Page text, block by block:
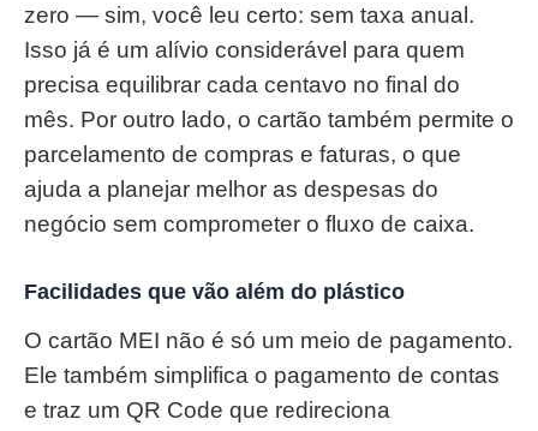
zero — sim, você leu certo: sem taxa anual.
Isso já é um alívio considerável para quem
precisa equilibrar cada centavo no final do
mês. Por outro lado, o cartão também permite o
parcelamento de compras e faturas, o que
ajuda a planejar melhor as despesas do
negócio sem comprometer o fluxo de caixa.
Facilidades que vão além do plástico
O cartão MEI não é só um meio de pagamento.
Ele também simplifica o pagamento de contas
e traz um QR Code que redireciona